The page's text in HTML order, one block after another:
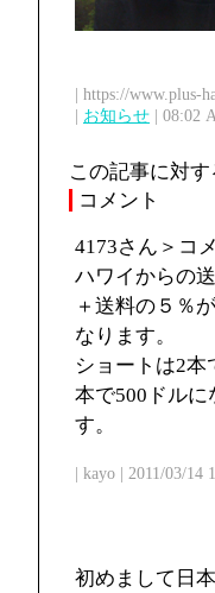
| https://www.plus-
| お知らせ | 08:02
この記事に対
コメント
4173さん＞コ
ハワイからの
＋送料の５％
なります。
ショートは2本
本で500ドル
す。
| kayo | 2011/03/14
初めまして日